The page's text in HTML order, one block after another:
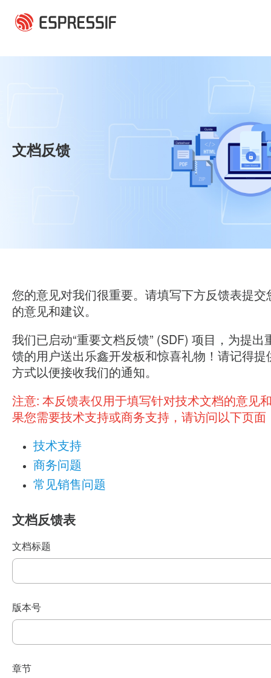
文档反馈
您的意见对我们很重要。请填写下方反馈表提交
的意见和建议。
我们已启动“重要文档反馈” (SDF) 项目，为提出
馈的用户送出乐鑫开发板和惊喜礼物！请记得提
方式以便接收我们的通知。
注意: 本反馈表仅用于填写针对技术文档的意见
果您需要技术支持或商务支持，请访问以下页面
技术支持
商务问题
常见销售问题
文档反馈表
文档标题
版本号
章节